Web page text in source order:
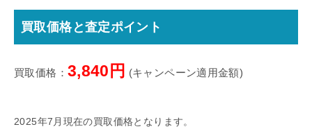
買取価格と査定ポイント
買取価格： 3,840円 (キャンペーン適用金額)
2025年7月現在の買取価格となります。